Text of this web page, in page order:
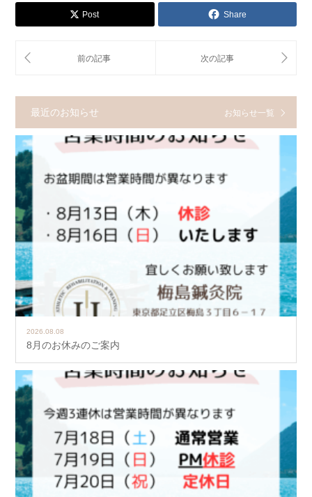
Post Share
最近のお知らせ お知らせ一覧
2026.08.08
8月のお休みのご案内